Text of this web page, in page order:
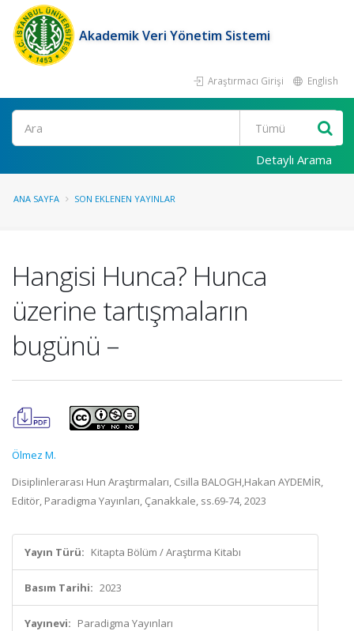
Akademik Veri Yönetim Sistemi
Araştırmacı Girişi English
Ara
Detaylı Arama
ANA SAYFA SON EKLENEN YAYINLAR
Hangisi Hunca? Hunca
üzerine tartışmaların
bugünü –
Ölmez M.
Disiplinlerarası Hun Araştırmaları, Csilla BALOGH,Hakan AYDEMİR,
Editör, Paradigma Yayınları, Çanakkale, ss.69-74, 2023
Yayın Türü: Kitapta Bölüm / Araştırma Kitabı
Basım Tarihi: 2023
Yayınevi: Paradigma Yayınları